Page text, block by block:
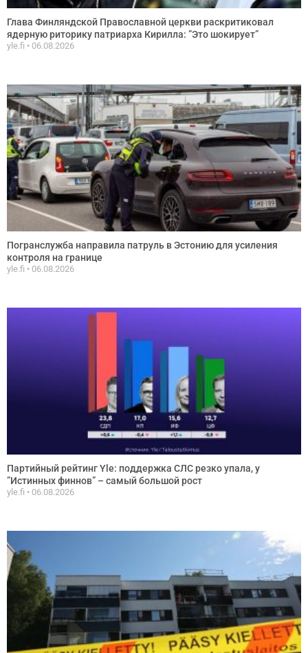
Глава Финляндской Православной церкви раскритиковал
ядерную риторику патриарха Кирилла: ”Это шокирует”
yle.fi 06.08.2026
Погранслужба направила патруль в Эстонию для усиления
контроля на границе
yle.fi 06.08.2026
Партийный рейтинг Yle: поддержка СЛС резко упала, у
”Истинных финнов” – самый большой рост
yle.fi 06.08.2026